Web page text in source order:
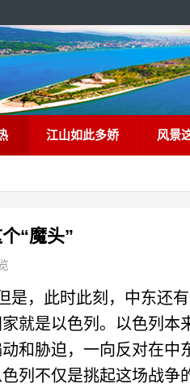
江山如此多娇 风景
“魔头”
，此时此刻，中东还
就是以色列。以色列本
和胁迫，一向反对在中
列不仅是挑起这场战争